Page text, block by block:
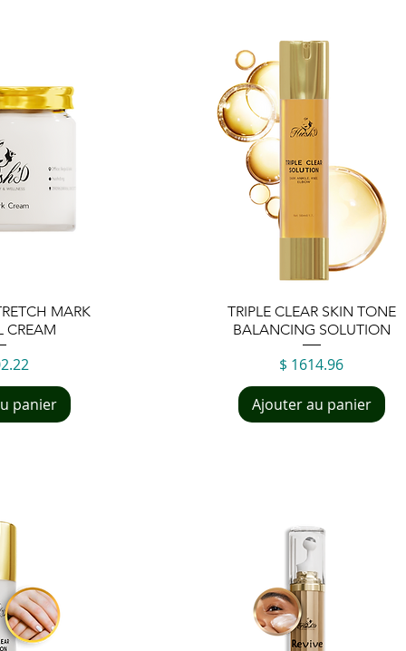
MARK
CREAM
panier
Aperçu rapide
TRIPLE CLEAR SKIN TONE
BALANCING SOLUTION
Prix
$ 1614.96
Ajouter au panier